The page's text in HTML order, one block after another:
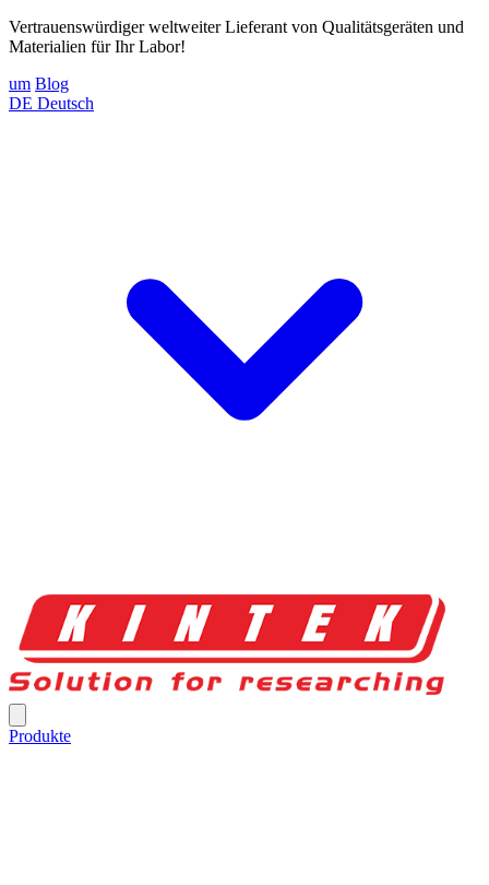
Vertrauenswürdiger weltweiter Lieferant von Qualitätsgeräten und
Materialien für Ihr Labor!
um Blog
DE Deutsch
Produkte